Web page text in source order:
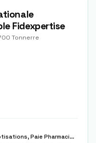
Fidexpertise
Tonnerre
Paie Agricole Msa Cotisations, Paie Pharmacie Idcc1996